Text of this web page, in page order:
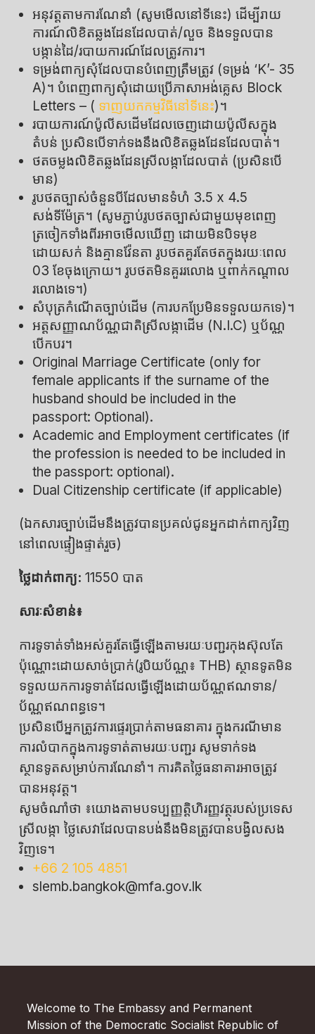
អនុវត្តតាមការណែនាំ (សូមមើលនៅទីនេះ) ដើម្បីរាយ
ការណ៍លិខិតឆ្លងដែនដែលបាត់/លួច និងទទួលបាន
បង្កាន់ដៃ/របាយការណ៍ដែលត្រូវការ។
ទម្រង់ពាក្យសុំដែលបានបំពេញត្រឹមត្រូវ (ទម្រង់ ‘K’- 35
A)។ បំពេញពាក្យសុំដោយប្រើភាសាអង់គ្លេស Block
Letters – ( ទាញយកកម្មវិធីនៅទីនេះ)។
របាយការណ៍ប៉ូលីសដើមដែលចេញដោយប៉ូលីសក្នុង
តំបន់ ប្រសិនបើទាក់ទងនឹងលិខិតឆ្លងដែនដែលបាត់។
ថតចម្លងលិខិតឆ្លងដែនស្រីលង្កាដែលបាត់ (ប្រសិនបើ
មាន)
រូបថតច្បាស់ចំនួនបីដែលមានទំហំ 3.5 x 4.5
សង់ទីម៉ែត្រ។ (សូមភ្ជាប់រូបថតច្បាស់ជាមួយមុខពេញ
ត្រចៀកទាំងពីរអាចមើលឃើញ ដោយមិនបិទមុខ
ដោយសក់ និងគ្មានវ៉ែនតា រូបថតគួរតែថតក្នុងរយៈពេល
03 ខែចុងក្រោយ។ រូបថតមិនគួររលោង ឬពាក់កណ្តាល
រលោងទេ។)
សំបុត្រកំណើតច្បាប់ដើម (ការបកប្រែមិនទទួលយកទេ)។
អត្តសញ្ញាណប័ណ្ណជាតិស្រីលង្កាដើម (N.I.C) ឬប័ណ្ណ
បើកបរ។
Original Marriage Certificate (only for
female applicants if the surname of the
husband should be included in the
passport: Optional).
Academic and Employment certificates (if
the profession is needed to be included in
the passport: optional).
Dual Citizenship certificate (if applicable)
(ឯកសារច្បាប់ដើមនឹងត្រូវបានប្រគល់ជូនអ្នកដាក់ពាក្យវិញ
នៅពេលផ្ទៀងផ្ទាត់រួច)
ថ្លៃដាក់ពាក្យ: 11550 បាត
សារៈសំខាន់៖
ការទូទាត់ទាំងអស់គួរតែធ្វើឡើងតាមរយៈបញ្ជរកុងស៊ុលតែ
ប៉ុណ្ណោះដោយសាច់ប្រាក់(រូបិយប័ណ្ណ៖ THB) ស្ថានទូតមិន
ទទួលយកការទូទាត់ដែលធ្វើឡើងដោយប័ណ្ណឥណទាន/
ប័ណ្ណឥណពន្ធទេ។
ប្រសិនបើអ្នកត្រូវការផ្ទេរប្រាក់តាមធនាគារ ក្នុងករណីមាន
ការលំបាកក្នុងការទូទាត់តាមរយៈបញ្ជរ សូមទាក់ទង
ស្ថានទូតសម្រាប់ការណែនាំ។ ការគិតថ្លៃធនាគារអាចត្រូវ
បានអនុវត្ត។
សូមចំណាំថា ៖យោងតាមបទប្បញ្ញត្តិហិរញ្ញវត្ថុរបស់ប្រទេស
ស្រីលង្កា ថ្លៃសេវាដែលបានបង់នឹងមិនត្រូវបានបង្វិលសង
វិញទេ។
+66 2 105 4851
slemb.bangkok@mfa.gov.lk
Welcome to The Embassy and Permanent
Mission of the Democratic Socialist Republic of